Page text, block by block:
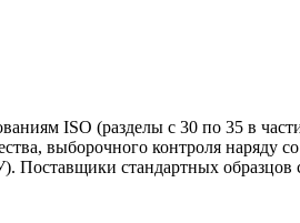
ISO (разделы с 30 по 35 в
выборочного контроля наряду
стандартных образцов